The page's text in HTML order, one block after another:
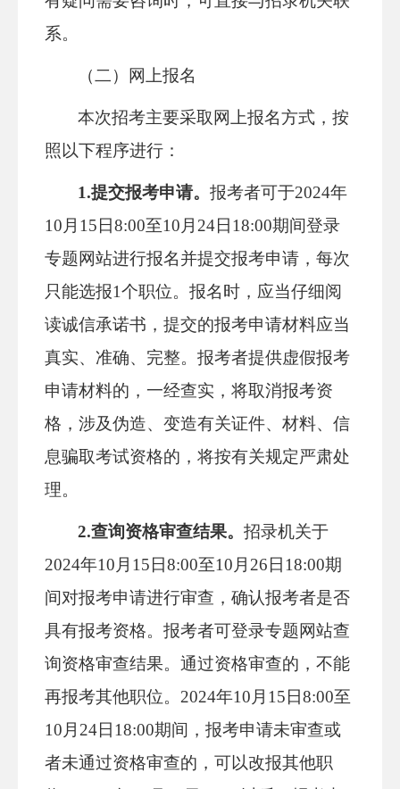
系。
（二）网上报名
本次招考主要采取网上报名方式，按
照以下程序进行：
1.提交报考申请。报考者可于2024年
10月15日8:00至10月24日18:00期间登录
专题网站进行报名并提交报考申请，每次
只能选报1个职位。报名时，应当仔细阅
读诚信承诺书，提交的报考申请材料应当
真实、准确、完整。报考者提供虚假报考
申请材料的，一经查实，将取消报考资
格，涉及伪造、变造有关证件、材料、信
息骗取考试资格的，将按有关规定严肃处
理。
2.查询资格审查结果。招录机关于
2024年10月15日8:00至10月26日18:00期
间对报考申请进行审查，确认报考者是否
具有报考资格。报考者可登录专题网站查
询资格审查结果。通过资格审查的，不能
再报考其他职位。2024年10月15日8:00至
10月24日18:00期间，报考申请未审查或
者未通过资格审查的，可以改报其他职